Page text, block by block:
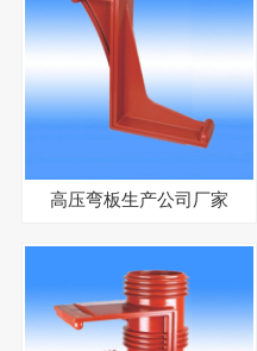
高压弯板生产公司厂家